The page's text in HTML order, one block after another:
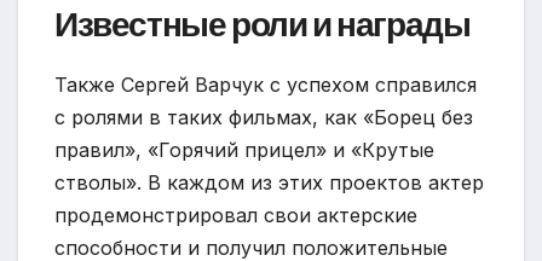
Известные роли и награды
Также Сергей Варчук с успехом справился
с ролями в таких фильмах, как «Борец без
правил», «Горячий прицел» и «Крутые
стволы». В каждом из этих проектов актер
продемонстрировал свои актерские
способности и получил положительные